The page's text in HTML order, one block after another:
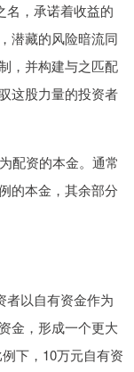
名，承诺着收益的
潜藏的风险暗流同
，并构建与之匹配
这股力量的投资者
配资的本金。通常
的本金，其余部分
者以自有资金作为
金，形成一个更大
下，10万元自有资